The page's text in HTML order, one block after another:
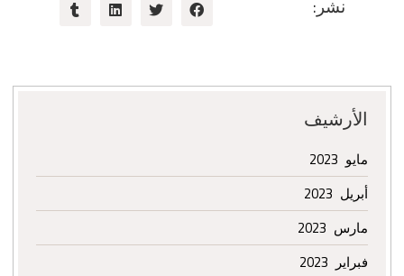
الأرشيف
مايو 2023
أبريل 2023
مارس 2023
فبراير 2023